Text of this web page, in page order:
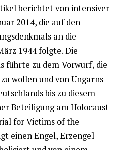
berichtet von intensiver
2014, die auf den
an die
1944 folgte. Die
führte zu dem Vorwurf, die
wollen und von Ungarns
bis zu diesem
Beteiligung am Holocaust
for Victims of the
einen Engel, Erzengel